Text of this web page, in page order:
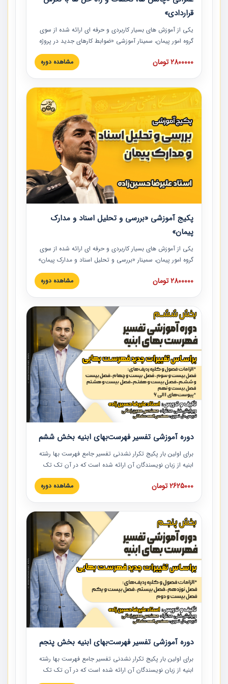
قراردادی»
یکی از آموزش‏‏‏‏‏‏ های بسیار کاربردی و حرفه‏ ای ارائه شده از سوی
گروه امور پیمان، سمینار آموزشی «ضوابط کارهای جدید در پروژه
های عمرانی» چالش ها، تخلفات و راه حل ها با نگرش قراردادی
است که در محل سندیکای شرکت های ساختمانی کشور ارائه شد.
مدارک پیمان به همراه تجربیات عملی ارائه شده است.
2800000 تومان مشاهده دوره
پکیج آموزشی «بررسی و تحلیل اسناد و مدارک
پیمان»
یکی از آموزش‏‏‏‏‏‏ های بسیار کاربردی و حرفه‏ ای ارائه شده از سوی
گروه امور پیمان، سمینار «بررسی و تحلیل اسناد و مدارک پیمان»
است که در دانشگاه صنعتی شریف ارائه شد. در این آموزش
نکات کلیدی مربوط به اسناد و مدارک پیمان، اولویت بندی اسناد
پیمان به همراه تجربیات عملی در این خصوص ارائه شده است.
2800000 تومان مشاهده دوره
دوره آموزشی تفسیر فهرست‌بهای ابنیه بخش ششم
برای اولین بار پکیج تکرار نشدنی تفسیر جامع فهرست بها رشته
ابنیه از زبان نویسندگان آن ارائه شده است که در آن تک تک
ردیف ها و مطالب فهرست بها تفسیر و ارائه شده است. این
دوره به صورت کامل تصویری بوده و به همراه تصاویر عملیات
دوره با کلام مهندس علیرضاحسین‌زاده مدیر پروژه مهندسی
مشاور در امر بازنگری فهرست بها رشته ابنیه ارائه شده و به تمام
همکارانی که در حوزه صنعت ساخت در حال فعالیت هستند حتما
توصیه می کنیم از مطالب این دوره استفاده نمایند.
2625000 تومان مشاهده دوره
دوره آموزشی تفسیر فهرست‌بهای ابنیه بخش پنجم
برای اولین بار پکیج تکرار نشدنی تفسیر جامع فهرست بها رشته
ابنیه از زبان نویسندگان آن ارائه شده است که در آن تک تک
ردیف ها و مطالب فهرست بها تفسیر و ارائه شده است. این